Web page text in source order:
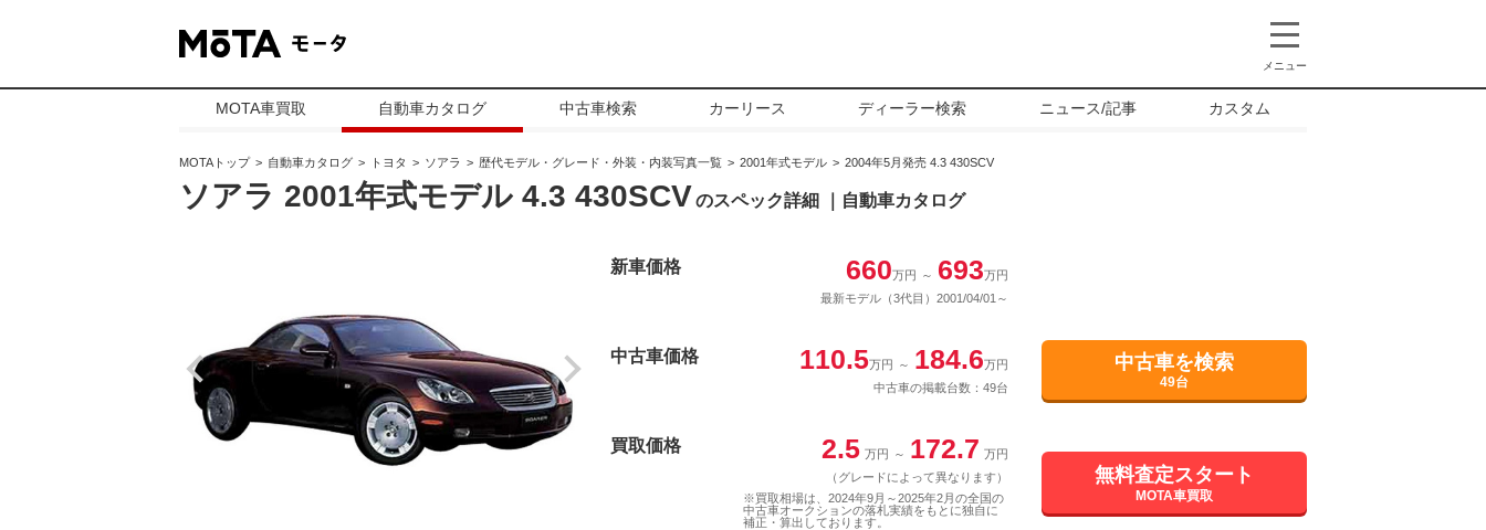
メニュー
MOTA車買取 自動車カタログ 中古車検索 カーリース ディーラー検索 ニュース/記事 カスタム
MOTAトップ 自動車カタログ トヨタ ソアラ 歴代モデル・グレード・外装・内装写真一覧 2001年式モデル 2004年5月発売 4.3 430SCV
ソアラ 2001年式モデル 4.3 430SCVのスペック詳細 ｜自動車カタログ
新車価格 660万円 ～ 693万円
最新モデル（3代目）2001/04/01～
中古車価格 110.5万円 ～ 184.6万円
中古車の掲載台数：49台
中古車を検索
49台
買取価格 2.5 万円 ～ 172.7 万円
（グレードによって異なります）
※買取相場は、2024年9月～2025年2月の全国の
中古車オークションの落札実績をもとに独自に
補正・算出しております。
無料査定スタート
MOTA車買取